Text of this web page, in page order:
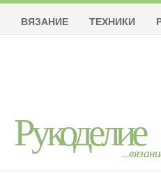
Рукоделие
ВЯЗАНИЕ ТЕХНИКИ